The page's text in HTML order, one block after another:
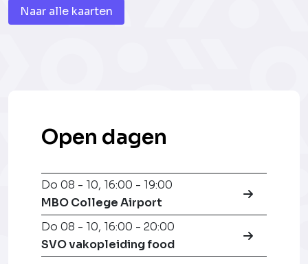
Naar alle kaarten
Open dagen
Do 08 - 10, 16:00 - 19:00
MBO College Airport
Do 08 - 10, 16:00 - 20:00
SVO vakopleiding food